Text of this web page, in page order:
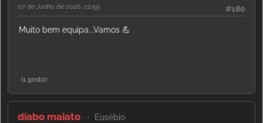
#180
07 de Junho de 2026, 22:59
Muito bem equipa...Vamos 💪
(1 gosto)
diabo maiato Eusébio